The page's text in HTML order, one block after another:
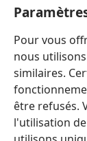
Pour vous
nous
similaires.
être refusés.
l'utilisation
à faire des choix
acceptées par tous.
Patients :
professionnel de la
problème médical
pensez être malade.
L’utilisation de ce